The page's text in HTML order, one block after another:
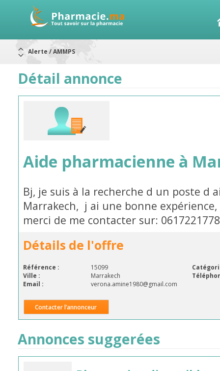
Aureomycine ophtalmique : Rappel de lots
RAPPELS DE LOTS
Rappel de lots : préparations lactées
Détail annonce
Aide pharmacienne à
Bj, je suis à la recherche d un poste d
Marrakech, j ai une bonne
merci de me contacter sur:
Détails de l'offre
Référence : 15099
Ville :
Marrakech
Email :
verona.amine1980@gmail.com
Contacter l’annonceur
Annonces suggerées